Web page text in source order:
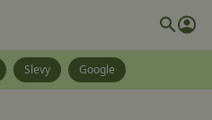
Slevy Google